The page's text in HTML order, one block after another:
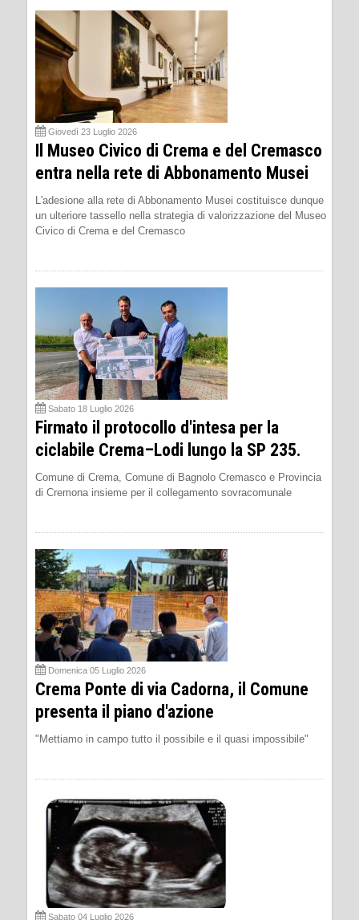
Giovedì 23 Luglio 2026
Il Museo Civico di Crema e del Cremasco
entra nella rete di Abbonamento Musei
L'adesione alla rete di Abbonamento Musei costituisce dunque
un ulteriore tassello nella strategia di valorizzazione del Museo
Civico di Crema e del Cremasco
Sabato 18 Luglio 2026
Firmato il protocollo d'intesa per la
ciclabile Crema–Lodi lungo la SP 235.
Comune di Crema, Comune di Bagnolo Cremasco e Provincia
di Cremona insieme per il collegamento sovracomunale
Domenica 05 Luglio 2026
Crema Ponte di via Cadorna, il Comune
presenta il piano d'azione
"Mettiamo in campo tutto il possibile e il quasi impossibile"
Sabato 04 Luglio 2026